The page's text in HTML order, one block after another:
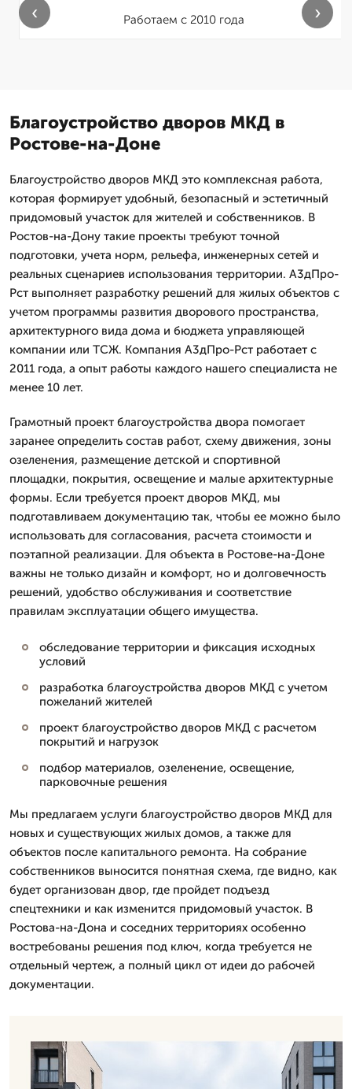
Работаем с 2010 года
‹ ›
Благоустройство дворов МКД в
Ростове-на-Доне
Благоустройство дворов МКД это комплексная работа,
которая формирует удобный, безопасный и эстетичный
придомовый участок для жителей и собственников. В
Ростов-на-Дону такие проекты требуют точной
подготовки, учета норм, рельефа, инженерных сетей и
реальных сценариев использования территории. А3дПро-
Рст выполняет разработку решений для жилых объектов с
учетом программы развития дворового пространства,
архитектурного вида дома и бюджета управляющей
компании или ТСЖ. Компания А3дПро-Рст работает с
2011 года, а опыт работы каждого нашего специалиста не
менее 10 лет.
Грамотный проект благоустройства двора помогает
заранее определить состав работ, схему движения, зоны
озеленения, размещение детской и спортивной
площадки, покрытия, освещение и малые архитектурные
формы. Если требуется проект дворов МКД, мы
подготавливаем документацию так, чтобы ее можно было
использовать для согласования, расчета стоимости и
поэтапной реализации. Для объекта в Ростове-на-Доне
важны не только дизайн и комфорт, но и долговечность
решений, удобство обслуживания и соответствие
правилам эксплуатации общего имущества.
обследование территории и фиксация исходных
условий
разработка благоустройства дворов МКД с учетом
пожеланий жителей
проект благоустройство дворов МКД с расчетом
покрытий и нагрузок
подбор материалов, озеленение, освещение,
парковочные решения
Мы предлагаем услуги благоустройство дворов МКД для
новых и существующих жилых домов, а также для
объектов после капитального ремонта. На собрание
собственников выносится понятная схема, где видно, как
будет организован двор, где пройдет подъезд
спецтехники и как изменится придомовый участок. В
Ростова-на-Дона и соседних территориях особенно
востребованы решения под ключ, когда требуется не
отдельный чертеж, а полный цикл от идеи до рабочей
документации.